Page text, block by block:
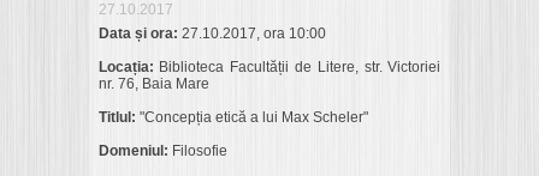
27.10.2017
Data și ora: 27.10.2017, ora 10:00
Locația: Biblioteca Facultății de Litere, str. Victoriei
nr. 76, Baia Mare
Titlul: "Concepția etică a lui Max Scheler"
Domeniul: Filosofie